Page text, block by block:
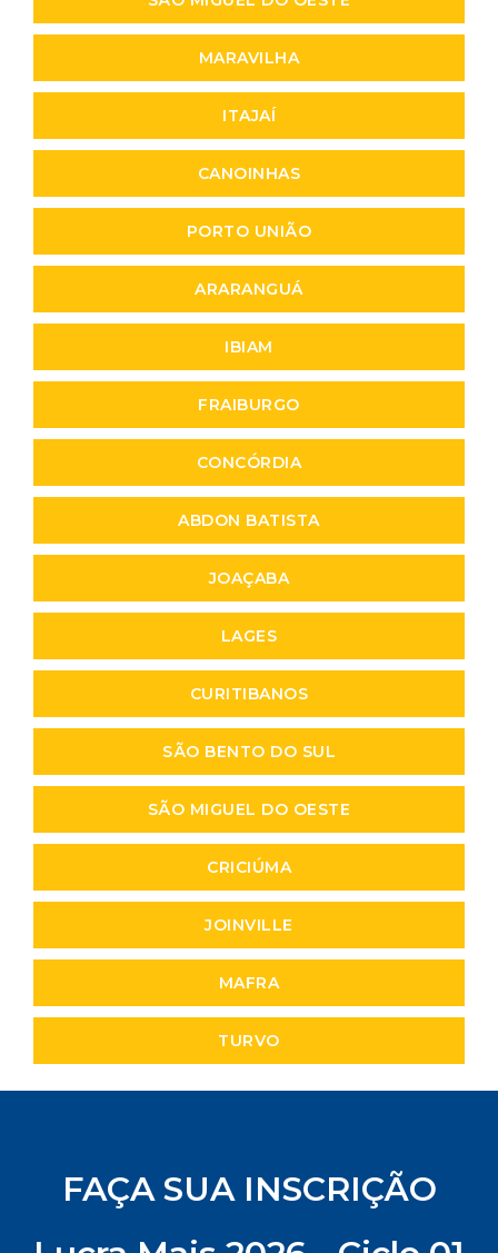
MARAVILHA
ITAJAÍ
CANOINHAS
PORTO UNIÃO
ARARANGUÁ
IBIAM
FRAIBURGO
CONCÓRDIA
ABDON BATISTA
JOAÇABA
LAGES
CURITIBANOS
SÃO BENTO DO SUL
SÃO MIGUEL DO OESTE
CRICIÚMA
JOINVILLE
MAFRA
TURVO
FAÇA SUA INSCRIÇÃO